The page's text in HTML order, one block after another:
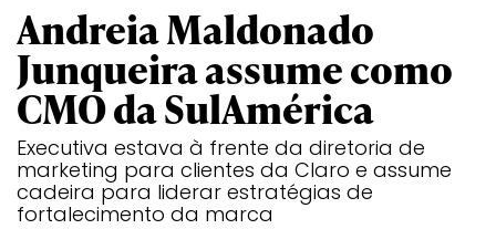
Andreia Maldonado
Junqueira assume como
CMO da SulAmérica
Executiva estava à frente da diretoria de
marketing para clientes da Claro e assume
cadeira para liderar estratégias de
fortalecimento da marca